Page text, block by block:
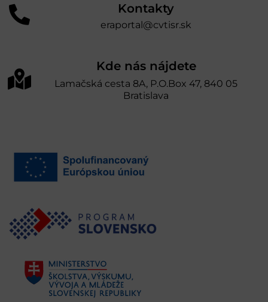
Kontakty
eraportal@cvtisr.sk
Kde nás nájdete
Lamačská cesta 8A, P.O.Box 47, 840 05
Bratislava